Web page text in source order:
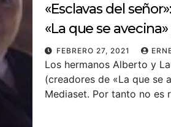
«Esclavas del
«La que se
FEBRERO 27, 2021
Los hermanos Alberto y
(creadores de «La que se
Mediaset. Por tanto no es